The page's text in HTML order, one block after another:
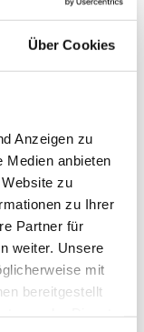
Über Cookies
Anzeigen zu
Medien anbieten
zu
zu Ihrer
Partner für
weiter. Unsere
mit
bereitgestellt
Preis
fördert in